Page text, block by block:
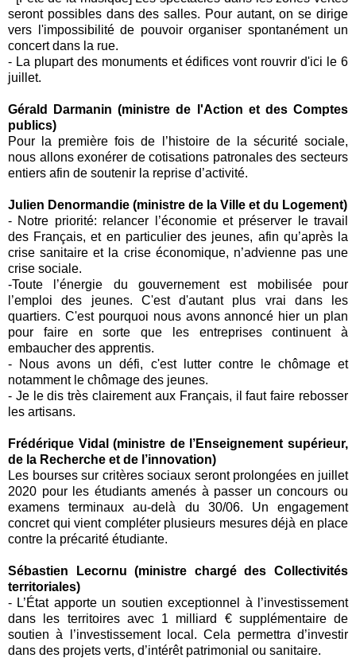
seront possibles dans des salles. Pour autant, on se dirige
vers l'impossibilité de pouvoir organiser spontanément un
concert dans la rue.
- La plupart des monuments et édifices vont rouvrir d'ici le 6
juillet.
Gérald Darmanin (ministre de l'Action et des Comptes
publics)
Pour la première fois de l’histoire de la sécurité sociale,
nous allons exonérer de cotisations patronales des secteurs
entiers afin de soutenir la reprise d’activité.
Julien Denormandie (ministre de la Ville et du Logement)
- Notre priorité: relancer l’économie et préserver le travail
des Français, et en particulier des jeunes, afin qu’après la
crise sanitaire et la crise économique, n’advienne pas une
crise sociale.
-Toute l’énergie du gouvernementest mobilisée pour
l’emploi des jeunes. C'est d'autant plus vrai dans les
quartiers. C'est pourquoi nous avons annoncé hier un plan
pour faire en sorte que les entreprises continuent à
embaucher des apprentis.
-
Nous avons un défi, c'est lutter contre le chômage et
notamment le chômage des jeunes.
- Je le dis très clairement aux Français, il faut faire rebosser
les artisans.
Frédérique Vidal (ministre de l’Enseignement supérieur,
de la Recherche et de l’innovation)
Les bourses sur critères sociaux seront prolongées en juillet
2020 pour les étudiants amenés à passer un concours ou
examens terminaux au-delà du 30/06. Un engagement
concret qui vient compléter plusieurs mesures déjà en place
contre la précarité étudiante.
Sébastien Lecornu (ministre chargé des Collectivités
territoriales)
- L’État apporte un soutien exceptionnel à l’investissement
dans les territoires avec 1 milliard € supplémentaire de
soutien à l’investissement local. Cela permettra d’investir
dans des projets verts, d’intérêt patrimonial ou sanitaire.